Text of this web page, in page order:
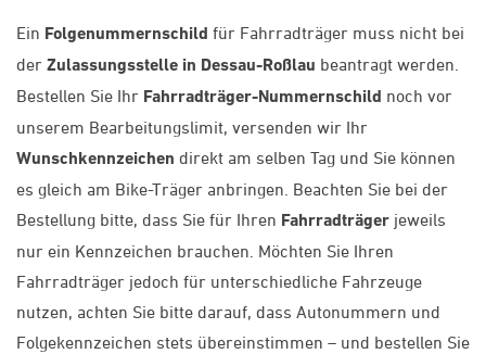
Ein Folgenummernschild für Fahrradträger muss nicht bei
der Zulassungsstelle in Dessau-Roßlau beantragt werden.
Bestellen Sie Ihr Fahrradträger-Nummernschild noch vor
unserem Bearbeitungslimit, versenden wir Ihr
Wunschkennzeichen direkt am selben Tag und Sie können
es gleich am Bike-Träger anbringen. Beachten Sie bei der
Bestellung bitte, dass Sie für Ihren Fahrradträger jeweils
nur ein Kennzeichen brauchen. Möchten Sie Ihren
Fahrradträger jedoch für unterschiedliche Fahrzeuge
nutzen, achten Sie bitte darauf, dass Autonummern und
Folgekennzeichen stets übereinstimmen – und bestellen Sie